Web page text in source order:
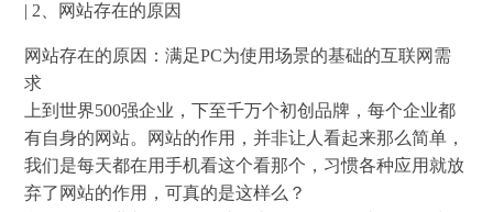
| 2、网站存在的原因
网站存在的原因：满足PC为使用场景的基础的互联网需
求
上到世界500强企业，下至千万个初创品牌，每个企业都
有自身的网站。网站的作用，并非让人看起来那么简单，
我们是每天都在用手机看这个看那个，习惯各种应用就放
弃了网站的作用，可真的是这样么？